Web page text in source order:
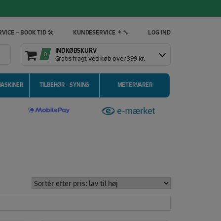
– BOOK TID 🛠️ KUNDESERVICE 👨‍🔧 LOG IND
0 INDKØBSKURV
Gratis fragt ved køb over 399 kr.
TILBEHØR – SYNING METERVARER